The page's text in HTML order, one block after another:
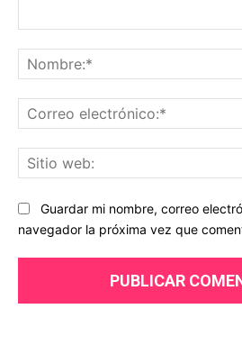
Guardar mi nombre, correo
navegador la próxima vez que